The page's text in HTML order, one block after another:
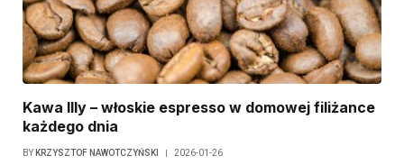
Kawa Illy – włoskie espresso w domowej filiżance
każdego dnia
BY KRZYSZTOF NAWOTCZYŃSKI 2026-01-26